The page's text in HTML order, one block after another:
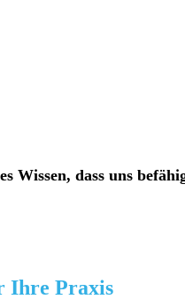
Wissen, dass uns
Ihre Praxis